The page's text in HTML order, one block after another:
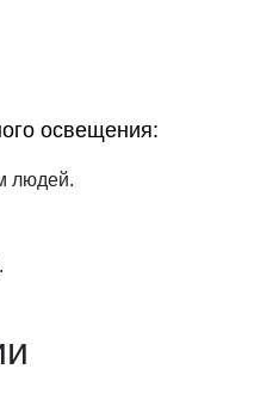
освещения:
людей.